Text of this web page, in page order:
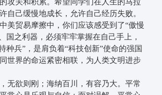
攻关和积累。希望同学们在人生的马拉
自己缓慢地成长，允许自己经历失败。
美贸易摩擦中，你们应该感受到了“傲慢
国之利器，必须牢牢掌握在自己手上，
种兵”，是肩负着“科技创新”使命的强国
世界的命运紧密相联，为人类文明进步
无欲则刚；海纳百川，有容乃大。平常